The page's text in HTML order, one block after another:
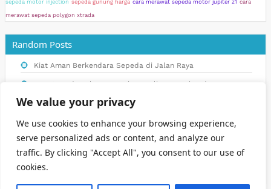
We value your privacy
We use cookies to enhance your browsing experience,
serve personalized ads or content, and analyze our
traffic. By clicking "Accept All", you consent to our use of
cookies.
merawat sepeda polygon xtrada
Random Posts
Kiat Aman Berkendara Sepeda di Jalan Raya
Tren Sepeda Polygon Murah: Kenali Keunggulan dan Harganya
Cara Mudah Merawat Shock Belakang Sepeda untuk Kinerja
Inspirasi Desain Sepeda Anak yang Kreatif dan Menarik
Inilah Alasan Mengapa Sepeda Polygon Pada Umumnya Lebih
Mahal